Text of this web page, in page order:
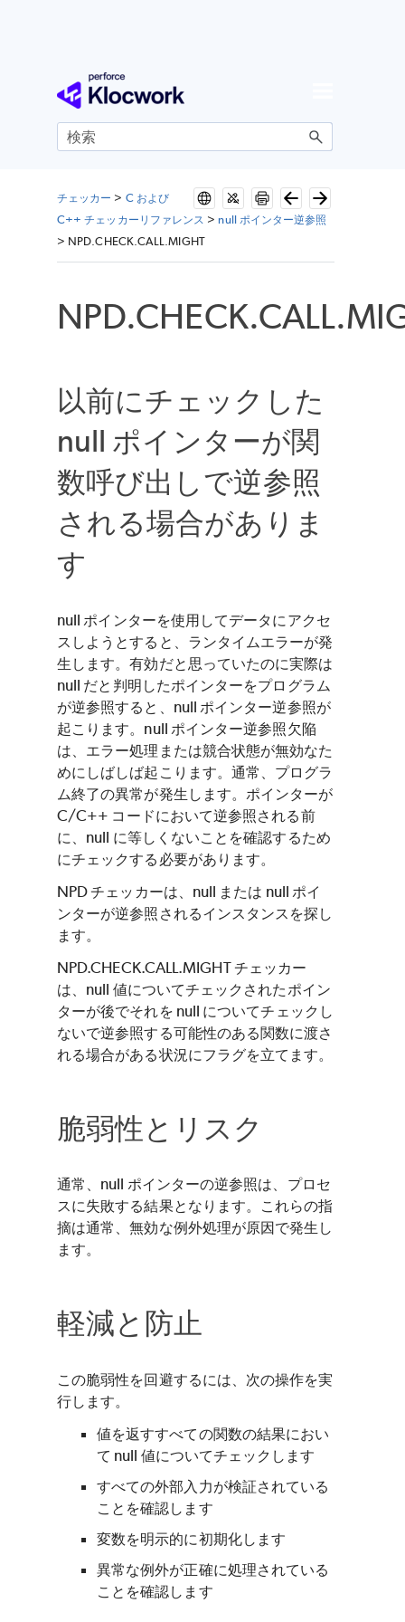
メイン コンテンツにスキップ
チェッカー > C および
C++ チェッカーリファレンス >null ポインター逆参照
> NPD.CHECK.CALL.MIGHT
以前にチェックした
null ポインターが関
数呼び出しで逆参照
される場合がありま
す
null ポインターを使用してデータにアクセ
スしようとすると、ランタイムエラーが発
生します。有効だと思っていたのに実際は
null だと判明したポインターをプログラム
が逆参照すると、null ポインター逆参照が
起こります。null ポインター逆参照欠陥
は、エラー処理または競合状態が無効なた
めにしばしば起こります。通常、プログラ
ム終了の異常が発生します。ポインターが
C/C++ コードにおいて逆参照される前
に、null に等しくないことを確認するため
にチェックする必要があります。
NPD チェッカーは、null または null ポイ
ンターが逆参照されるインスタンスを探し
ます。
NPD.CHECK.CALL.MIGHT チェッカー
は、null 値についてチェックされたポイン
ターが後でそれを null についてチェックし
ないで逆参照する可能性のある関数に渡さ
れる場合がある状況にフラグを立てます。
脆弱性とリスク
通常、null ポインターの逆参照は、プロセ
スに失敗する結果となります。これらの指
摘は通常、無効な例外処理が原因で発生し
ます。
軽減と防止
この脆弱性を回避するには、次の操作を実
行します。
値を返すすべての関数の結果におい
て null 値についてチェックします
すべての外部入力が検証されている
ことを確認します
変数を明示的に初期化します
異常な例外が正確に処理されている
ことを確認します